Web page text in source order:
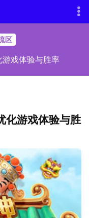
区
戏体验与胜率
游戏体验与胜